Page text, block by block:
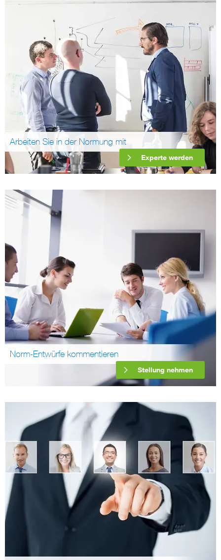
Arbeiten Sie in der Normung mit
Experte werden
Norm-Entwürfe kommentieren
Stellung nehmen